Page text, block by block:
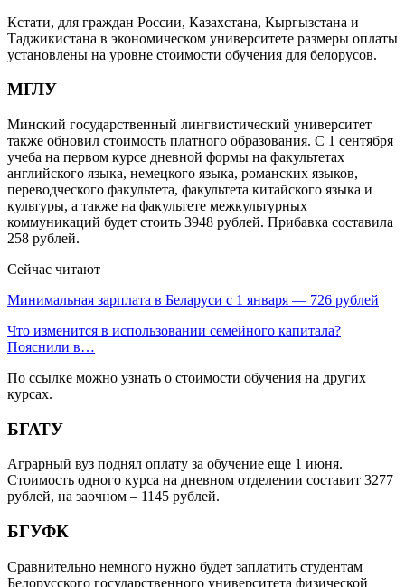
Кстати, для граждан России, Казахстана, Кыргызстана и
Таджикистана в экономическом университете размеры оплаты
установлены на уровне стоимости обучения для белорусов.
МГЛУ
Минский государственный лингвистический университет
также обновил стоимость платного образования. С 1 сентября
учеба на первом курсе дневной формы на факультетах
английского языка, немецкого языка, романских языков,
переводческого факультета, факультета китайского языка и
культуры, а также на факультете межкультурных
коммуникаций будет стоить 3948 рублей. Прибавка составила
258 рублей.
Сейчас читают
Минимальная зарплата в Беларуси с 1 января — 726 рублей
Что изменится в использовании семейного капитала?
Пояснили в…
По ссылке можно узнать о стоимости обучения на других
курсах.
БГАТУ
Аграрный вуз поднял оплату за обучение еще 1 июня.
Стоимость одного курса на дневном отделении составит 3277
рублей, на заочном – 1145 рублей.
БГУФК
Сравнительно немного нужно будет заплатить студентам
Белорусского государственного университета физической